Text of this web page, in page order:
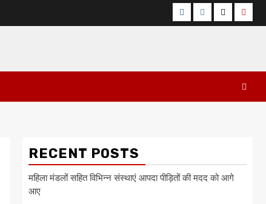
FacebookInstagram
Twitter
RECENT POSTS
महिला मंडलों सहित विभिन्न संस्थाएं आपदा पीड़ितों की मदद को आगे
आए